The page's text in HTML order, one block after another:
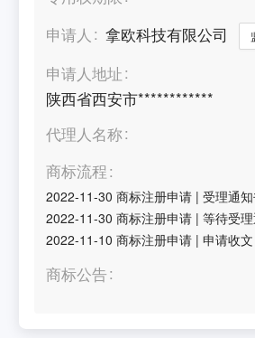
申请人
拿欧科技有限公司
申请人地址
陕西省西安市************
代理人名称
商标流程
2022-11-30 商标注册申请 |受理通
2022-11-30 商标注册申请 |等待受
2022-11-10 商标注册申请 |申请收文
商标公告